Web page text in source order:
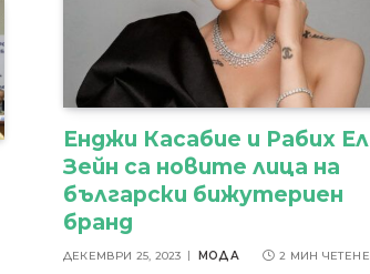
Енджи Касабие и Рабих Ел
Зейн са новите лица на
български бижутериен
бранд
ДЕКЕМВРИ 25, 2023 МОДА 2 МИН ЧЕТЕНЕ